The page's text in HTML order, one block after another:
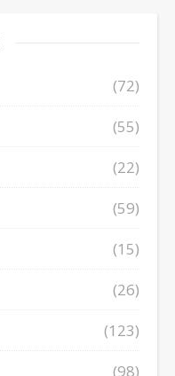
(72)
(55)
(22)
(59)
(15)
(26)
(123)
(98)